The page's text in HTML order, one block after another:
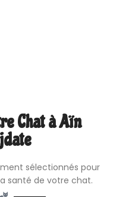
Chat à Aïn
sélectionnés pour
santé de votre chat.